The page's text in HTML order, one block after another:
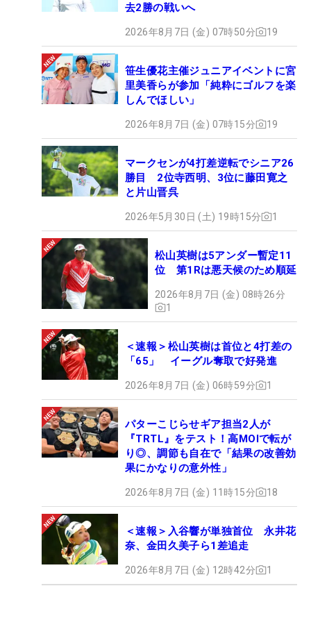
去2勝の戦いへ
2026年8月7日 (金) 07時50分 19
笹生優花主催ジュニアイベントに宮
里美香らが参加「純粋にゴルフを楽
しんでほしい」
2026年8月7日 (金) 07時15分 19
マークセンが4打差逆転でシニア26
勝目 2位寺西明、3位に藤田寛之
と片山晋呉
2026年5月30日 (土) 19時15分 1
松山英樹は5アンダー暫定11
位 第1Rは悪天候のため順延
2026年8月7日 (金) 08時26分
1
＜速報＞松山英樹は首位と4打差の
「65」 イーグル奪取で好発進
2026年8月7日 (金) 06時59分 1
パターこじらせギア担当2人が
『TRTL』をテスト！高MOIで転が
り◎、調節も自在で「結果の改善効
果にかなりの意外性」
2026年8月7日 (金) 11時15分 18
＜速報＞入谷響が単独首位 永井花
奈、金田久美子ら1差追走
2026年8月7日 (金) 12時42分 1